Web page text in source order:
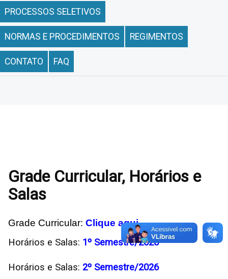
PROCESSOS SELETIVOS
NORMAS E PROCEDIMENTOS REGIMENTOS
CONTATO FAQ
Grade Curricular, Horários e
Salas
Grade Curricular: Clique aqui
Horários e Salas: 1º Semestre/2026
Horários e Salas: 2º Semestre/2026